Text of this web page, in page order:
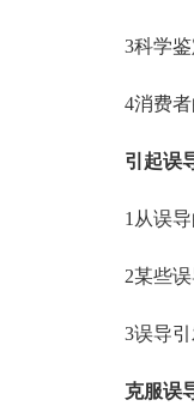
3科学鉴
4消费者
引起误
1从误导的
2某些误
3误导引
克服误